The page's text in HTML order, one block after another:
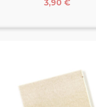
Prix
3,90 €